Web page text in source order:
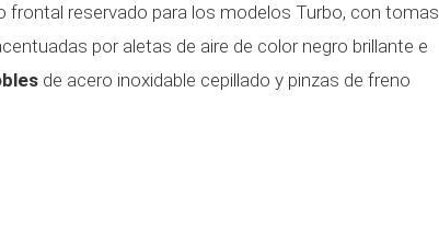
frontal reservado para los modelos Turbo, con tomas
por aletas de aire de color negro brillante e
de acero inoxidable cepillado y pinzas de freno